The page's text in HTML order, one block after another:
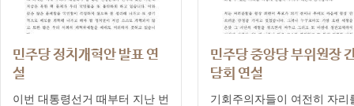
민주당 정치개혁안 발표 연
설
취임전 연설, 강연
이번 대통령선거 때부터 지난 번
민주당 중앙당 부위원장
담회 연설
취임전 연설, 강연
기회주의자들이 여전히 자리